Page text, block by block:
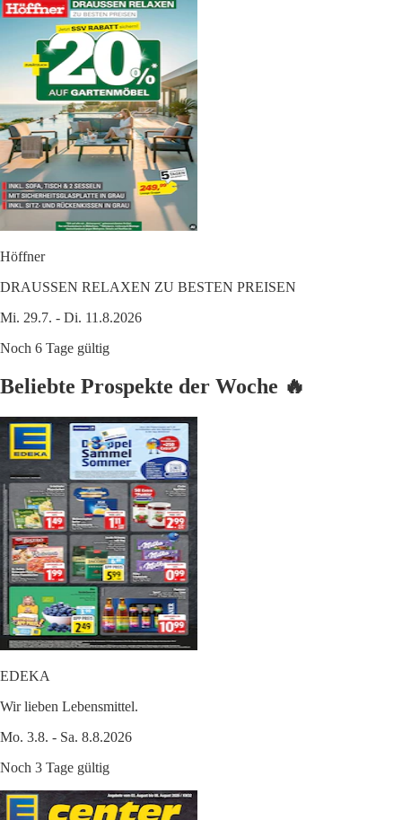
Höffner
DRAUSSEN RELAXEN ZU BESTEN PREISEN
Mi. 29.7. - Di. 11.8.2026
Noch 6 Tage gültig
Beliebte Prospekte der Woche 🔥
EDEKA
Wir lieben Lebensmittel.
Mo. 3.8. - Sa. 8.8.2026
Noch 3 Tage gültig